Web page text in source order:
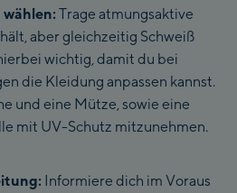
Trage atmungsaktive
aber gleichzeitig Schweiß
wichtig, damit du bei
die Kleidung anpassen kannst.
und eine Mütze, sowie eine
mit UV-Schutz mitzunehmen.
Informiere dich im Voraus